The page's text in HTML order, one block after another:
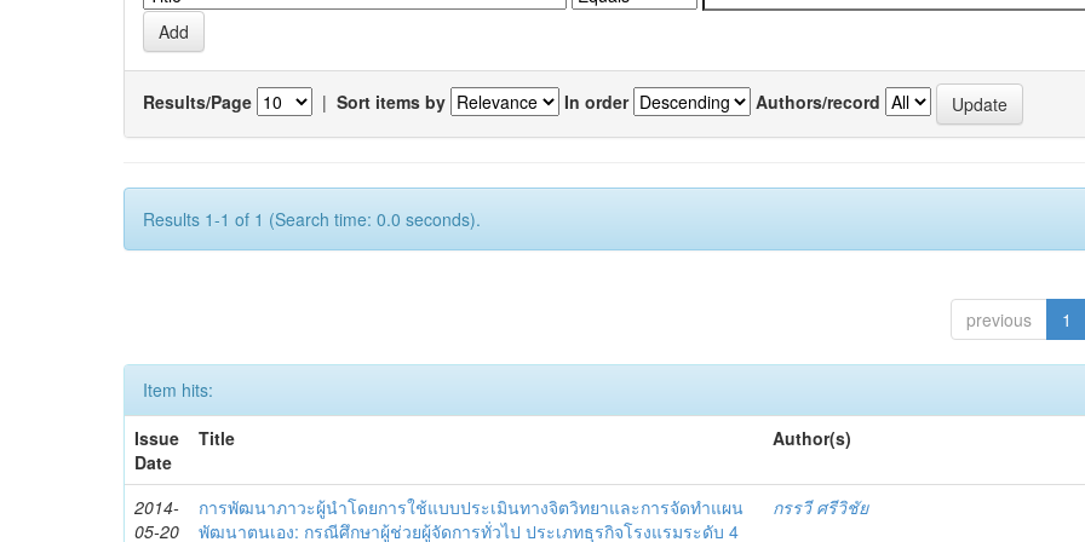
Results/Page | Sort items by In order Authors/record
Results 1-1 of 1 (Search time: 0.0 seconds).
previous 1
Item hits:
Issue
Date
Title Author(s)
2014-
05-20
การพัฒนาภาวะผู้นำโดยการใช้แบบประเมินทางจิตวิทยาและการจัดทำแผน
พัฒนาตนเอง: กรณีศึกษาผู้ช่วยผู้จัดการทั่วไป ประเภทธุรกิจโรงแรมระดับ 4
กรรวี ศรีวิชัย